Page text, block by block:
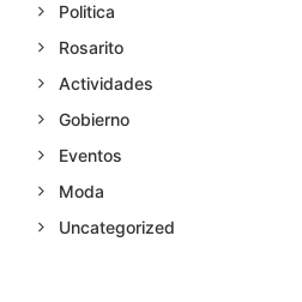
Politica
Rosarito
Actividades
Gobierno
Eventos
Moda
Uncategorized